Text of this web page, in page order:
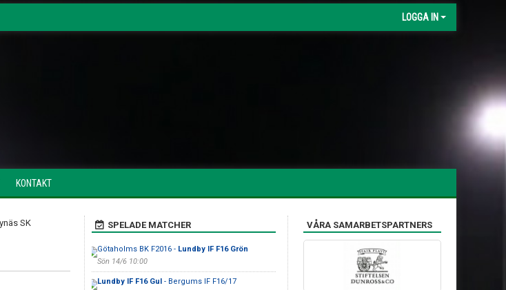
LOGGA IN
KONTAKT
SPELADE MATCHER
Götaholms BK F2016 - Lundby IF F16 Grön
Sön 14/6 10:00
Lundby IF F16 Gul- Bergums IF F16/17
VÅRA SAMARBETSPARTNERS